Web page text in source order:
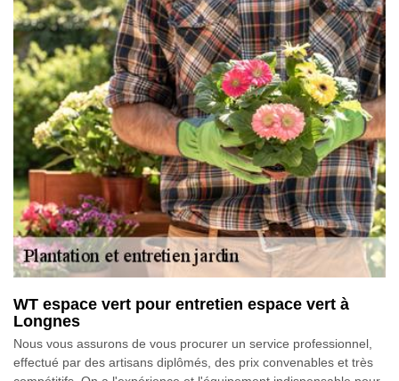
WT espace vert pour entretien espace vert à
Longnes
Nous vous assurons de vous procurer un service professionnel,
effectué par des artisans diplômés, des prix convenables et très